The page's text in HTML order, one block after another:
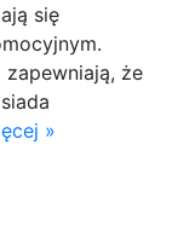
się
że
»